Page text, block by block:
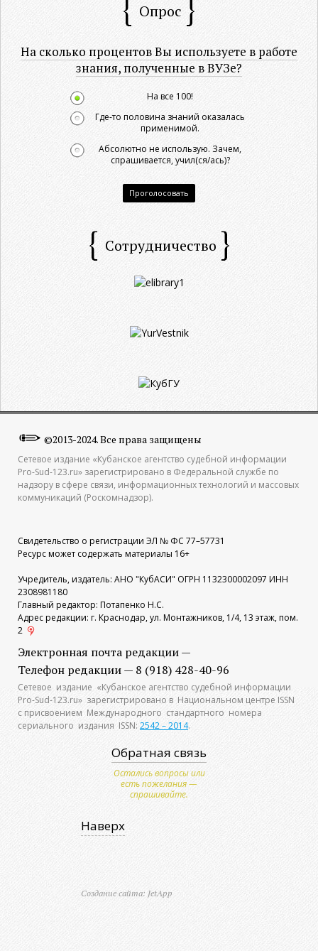
Опрос
На сколько процентов Вы используете в работе
знания, полученные в ВУЗе?
На все 100!
Где-то половина знаний оказалась
применимой.
Абсолютно не использую. Зачем,
спрашивается, учил(ся/ась)?
Проголосовать
Сотрудничество
©2013-2024. Все права защищены
Сетевое издание «Кубанское агентство судебной информации
Pro-Sud-123.ru» зарегистрировано в Федеральной службе по
надзору в сфере связи, информационных технологий и массовых
коммуникаций (Роскомнадзор).
Свидетельство о регистрации ЭЛ № ФС 77–57731
Ресурс может содержать материалы 16+
Учредитель, издатель: АНО "КубАСИ" ОГРН 1132300002097 ИНН
2308981180
Главный редактор: Потапенко Н.С.
Адрес редакции: г. Краснодар, ул. Монтажников, 1/4, 13 этаж, пом.
2
Электронная почта редакции —
Телефон редакции — 8 (918) 428-40-96
Сетевое издание «Кубанское агентство судебной информации
Pro-Sud-123.ru» зарегистрировано в Национальном центре ISSN
с присвоением Международного стандартного номера
сериального издания ISSN: 2542 – 2014.
Обратная связь
Остались вопросы или
есть пожелания —
спрашивайте.
Наверх
Создание сайта: JetApp